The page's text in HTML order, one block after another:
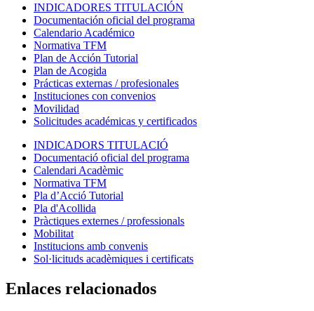
INDICADORES TITULACIÓN
Documentación oficial del programa
Calendario Académico
Normativa TFM
Plan de Acción Tutorial
Plan de Acogida
Prácticas externas / profesionales
Instituciones con convenios
Movilidad
Solicitudes académicas y certificados
INDICADORS TITULACIÓ
Documentació oficial del programa
Calendari Acadèmic
Normativa TFM
Pla d’Acció Tutorial
Pla d'Acollida
Pràctiques externes / professionals
Mobilitat
Institucions amb convenis
Sol·licituds acadèmiques i certificats
Enlaces relacionados